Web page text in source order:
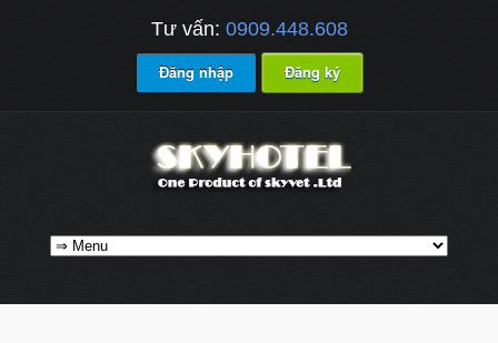
Tư vấn: 0909.448.608
Đăng nhập Đăng ký